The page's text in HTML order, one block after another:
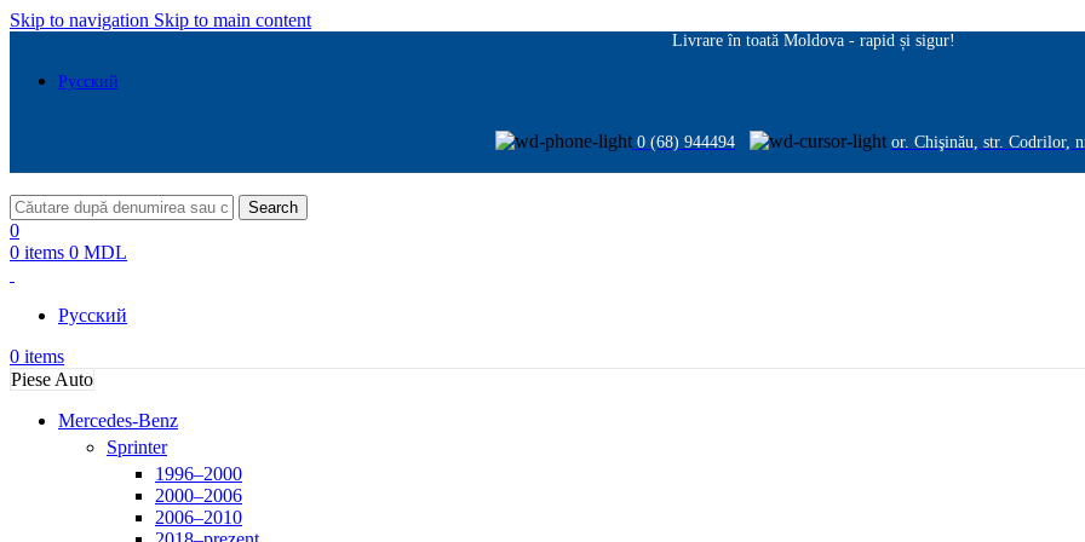
Skip to navigation Skip to main content
Livrare în toată Moldova - rapid și sigur!
Русский
0 (68) 944494 or. Chişinău, str. Codrilor,
Search
0
0 items 0 MDL
Русский
0 items
Piese Auto
Mercedes-Benz
Sprinter
1996–2000
2000–2006
2006–2010